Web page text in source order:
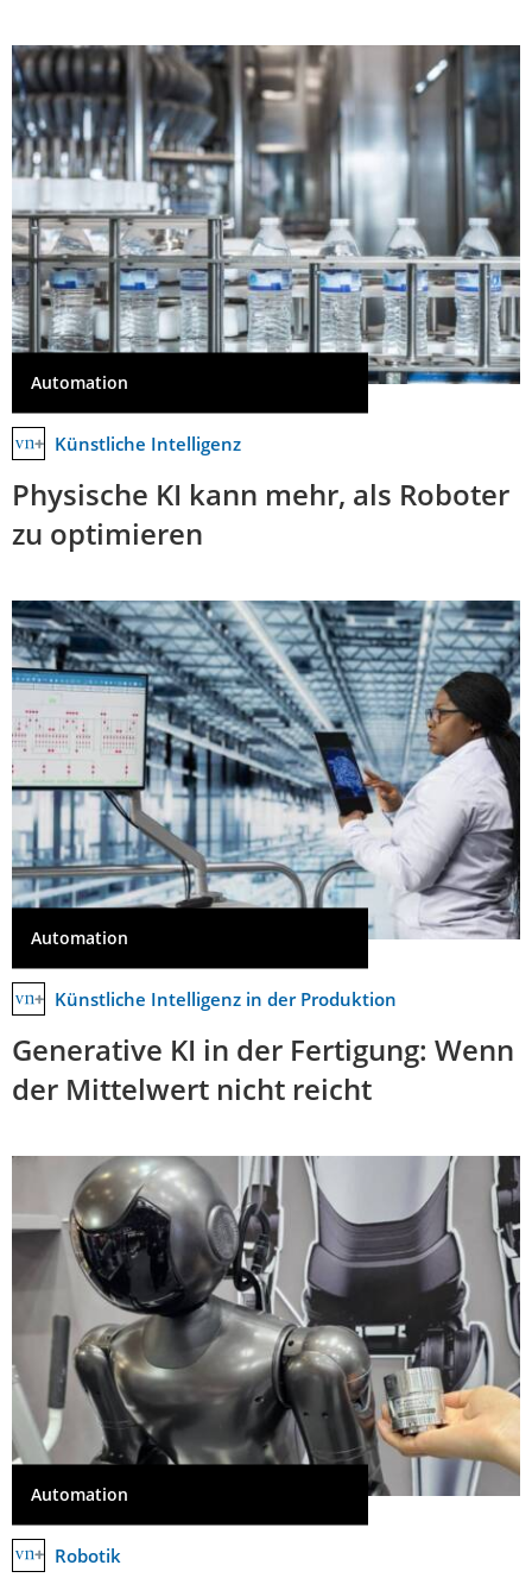
Automation
Künstliche Intelligenz
Physische KI kann mehr, als Roboter
zu optimieren
Automation
Künstliche Intelligenz in der Produktion
Generative KI in der Fertigung: Wenn
der Mittelwert nicht reicht
Automation
Robotik